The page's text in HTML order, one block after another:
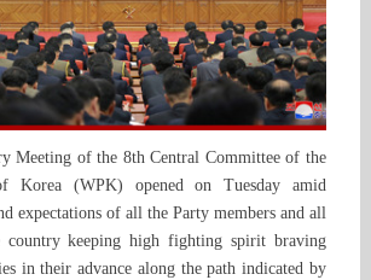
Meeting of the 8th Central Committee of the
Korea (WPK) opened on Tuesday amid
expectations of all the Party members and all
country keeping high fighting spirit braving
in their advance along the path indicated by